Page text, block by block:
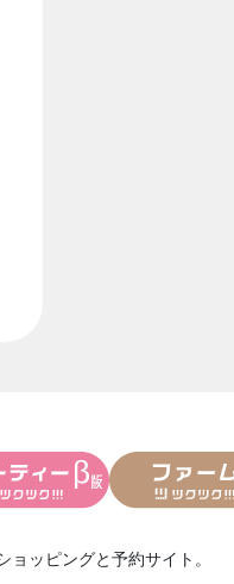
ョッピングと予約サイト。